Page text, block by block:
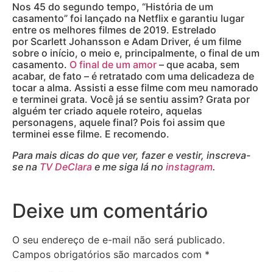
Nos 45 do segundo tempo, “História de um
casamento” foi lançado na Netflix e garantiu lugar
entre os melhores filmes de 2019. Estrelado
por Scarlett Johansson e Adam Driver, é um filme
sobre o início, o meio e, principalmente, o final de um
casamento. O final de um amor – que acaba, sem
acabar, de fato – é retratado com uma delicadeza de
tocar a alma. Assisti a esse filme com meu namorado
e terminei grata. Você já se sentiu assim? Grata por
alguém ter criado aquele roteiro, aquelas
personagens, aquele final? Pois foi assim que
terminei esse filme. E recomendo.
Para mais dicas do que ver, fazer e vestir, inscreva-
se na TV DeClara e me siga lá no instagram.
Deixe um comentário
O seu endereço de e-mail não será publicado.
Campos obrigatórios são marcados com *